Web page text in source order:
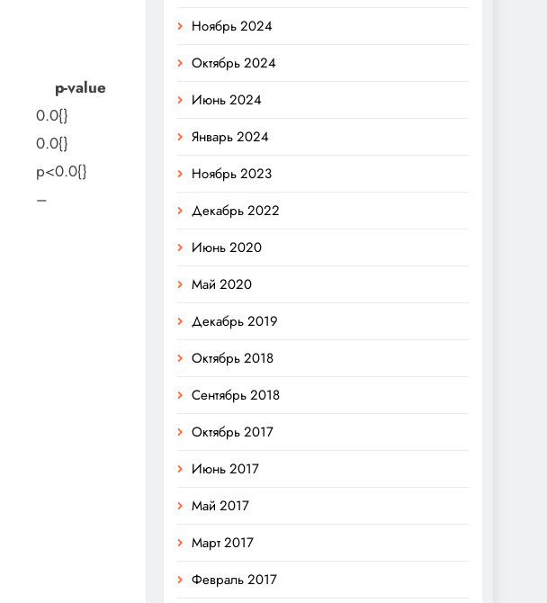
p-value
0.0{}
0.0{}
p<0.0{}
–
Ноябрь 2024
Октябрь 2024
Июнь 2024
Январь 2024
Ноябрь 2023
Декабрь 2022
Июнь 2020
Май 2020
Декабрь 2019
Октябрь 2018
Сентябрь 2018
Октябрь 2017
Июнь 2017
Май 2017
Март 2017
Февраль 2017